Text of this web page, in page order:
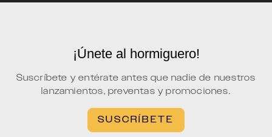
¡Únete al hormiguero!
Suscríbete y entérate antes que nadie de nuestros
lanzamientos, preventas y promociones.
SUSCRÍBETE